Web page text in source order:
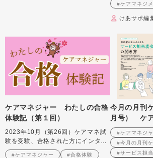
#ケアマネジ
けあサポ編
ケアマネジャー わたしの合格
体験記（第１回）
2023年10月（第26回）ケアマネ試
験を受験、合格された方にインタビ
ュー
#ケアマネジャー
#合格体験
今月の月刊
月号） ケ
ップシリー
人公となる
議の開き方
#ケアマネジ
#今月の月刊
#サービス担